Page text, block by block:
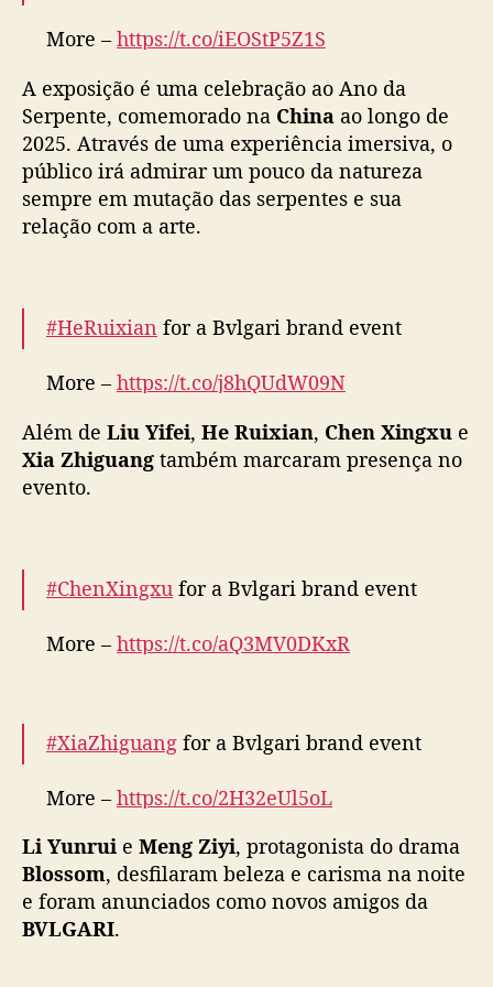
V
G
A
R
I
n
a
i
More – https://t.co/iEOStP5Z1S
— cdrama tweets (@dramapotatoe)January
8, 2025
A exposição é uma celebração ao Ano da
Serpente, comemorado na China ao longo de
2025. Através de uma experiência imersiva, o
público irá admirar um pouco da natureza
sempre em mutação das serpentes e sua
relação com a arte.
#HeRuixian for a Bvlgari brand event
More – https://t.co/j8hQUdW09N
— cdrama tweets (@dramapotatoe)January
8, 2025
Além de Liu Yifei, He Ruixian, Chen Xingxu e
Xia Zhiguang também marcaram presença no
evento.
#ChenXingxu for a Bvlgari brand event
More – https://t.co/aQ3MV0DKxR
8, 2025
#XiaZhiguang for a Bvlgari brand event
More – https://t.co/2H32eUl5oL
— cdrama tweets (@dramapotatoe) January
8, 2025
Li Yunrui e Meng Ziyi, protagonista do drama
Blossom, desfilaram beleza e carisma na noite
e foram anunciados como novos amigos da
BVLGARI.